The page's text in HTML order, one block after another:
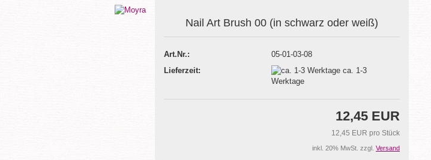
Konto erstellen
Nail Art Brush 00 (in schwarz oder weiß)
Art.Nr.:
05-01-03-08
Lieferzeit:
ca. 1-3
Werktage
12,45 EUR
12,45 EUR pro Stück
inkl. 20% MwSt. zzgl. Versand